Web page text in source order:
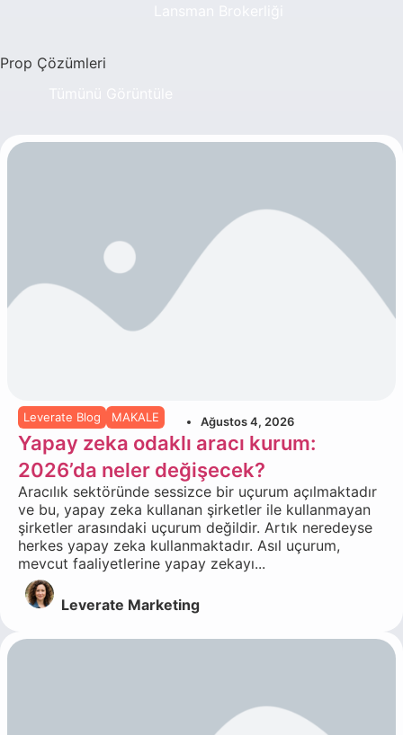
Prop Çözümleri
Leverate Blog MAKALE Ağustos 4, 2026
Yapay zeka odaklı aracı kurum:
2026’da neler değişecek?
Aracılık sektöründe sessizce bir uçurum açılmaktadır
ve bu, yapay zeka kullanan şirketler ile kullanmayan
şirketler arasındaki uçurum değildir. Artık neredeyse
herkes yapay zeka kullanmaktadır. Asıl uçurum,
mevcut faaliyetlerine yapay zekayı...
Leverate Marketing